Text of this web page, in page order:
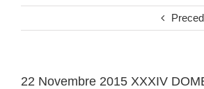
22 Novembre 2015 XXXIV